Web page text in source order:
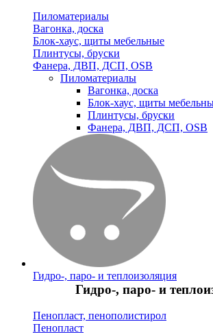
Пиломатериалы
Вагонка, доска
Блок-хаус, щиты мебельные
Плинтусы, бруски
Фанера, ДВП, ДСП, OSB
Пиломатериалы
Вагонка, доска
Блок-хаус, щиты
Плинтусы, бруски
Фанера, ДВП, ДСП, OSB
Гидро-, паро- и теплоизоляция
Гидро-, паро- и
Пенопласт, пенополистирол
Пенопласт